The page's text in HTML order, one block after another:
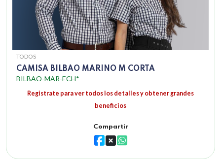
TODOS
CAMISA BILBAO MARINO M CORTA
BILBAO-MAR-ECH*
Registrate para ver todos los detalles y obtener grandes
beneficios
Compartir